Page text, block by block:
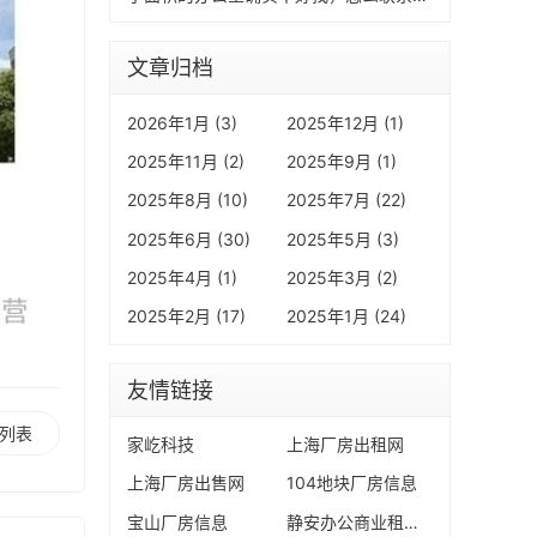
表
文章归档
2026年1月 (3)
2025年12月 (1)
2025年11月 (2)
2025年9月 (1)
2025年8月 (10)
2025年7月 (22)
2025年6月 (30)
2025年5月 (3)
2025年4月 (1)
2025年3月 (2)
2025年2月 (17)
2025年1月 (24)
友情链接
家屹科技
上海厂房出租网
上海厂房出售网
104地块厂房信息
宝山厂房信息
静安办公商业租售信息